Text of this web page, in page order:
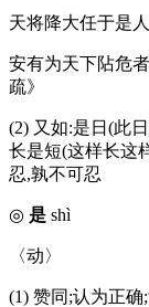
天将降大任于是
安有为天下阽危
疏》
(2) 又如:是日(此
长是短(这样长这
忍,孰不可忍
◎ 是 shì
〈动〉
(1) 赞同;认为正确